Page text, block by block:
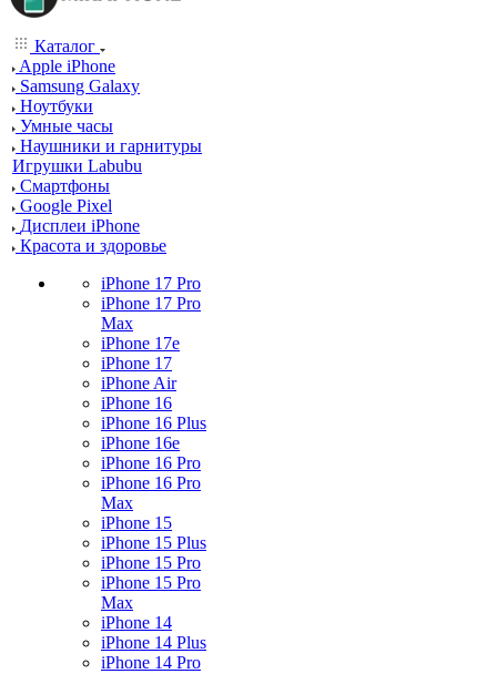
Каталог
Apple iPhone
Samsung Galaxy
Ноутбуки
Умные часы
Наушники и гарнитуры
Игрушки Labubu
Смартфоны
Google Pixel
Дисплеи iPhone
Красота и здоровье
iPhone 17 Pro
iPhone 17 Pro
Max
iPhone 17e
iPhone 17
iPhone Air
iPhone 16
iPhone 16 Plus
iPhone 16e
iPhone 16 Pro
iPhone 16 Pro
Max
iPhone 15
iPhone 15 Plus
iPhone 15 Pro
iPhone 15 Pro
Max
iPhone 14
iPhone 14 Plus
iPhone 14 Pro